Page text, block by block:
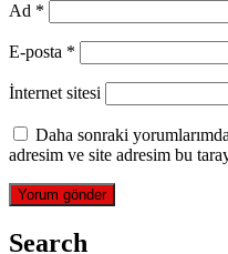
Ad *
E-posta *
İnternet sitesi
Daha sonraki
adresim ve site adresim bu
Search